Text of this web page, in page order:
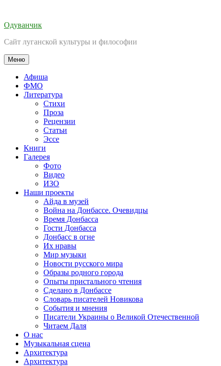
содержимому
Одуванчик
Сайт луганской культуры и философии
Меню
Афиша
ФМО
Литература
Стихи
Проза
Рецензии
Статьи
Эссе
Книги
Галерея
Фото
Видео
ИЗО
Наши проекты
Айда в музей
Война на Донбассе. Очевидцы
Время Донбасса
Гости Донбасса
Донбасс в огне
Их нравы
Мир музыки
Новости русского мира
Образы родного города
Опыты пристального чтения
Сделано в Донбассе
Словарь писателей Новикова
События и мнения
Писатели Украины о Великой Отечественной
Читаем Даля
О нас
Музыкальная сцена
Архитектура
Архитектура